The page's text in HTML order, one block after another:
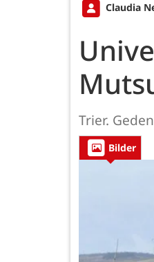
Claudia
Trier.
Bilder